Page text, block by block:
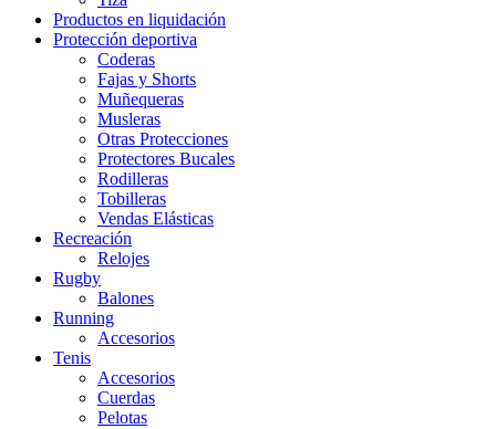
Productos en liquidación
Protección deportiva
Coderas
Fajas y Shorts
Muñequeras
Musleras
Otras Protecciones
Protectores Bucales
Rodilleras
Tobilleras
Vendas Elásticas
Recreación
Relojes
Rugby
Balones
Running
Accesorios
Tenis
Accesorios
Cuerdas
Pelotas